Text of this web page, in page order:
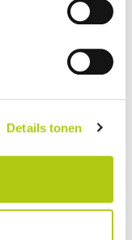
Details tonen